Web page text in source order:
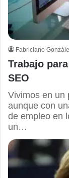
Fabriciano
Trabajo
SEO
Vivimos en un
aunque con
de empleo en
un…